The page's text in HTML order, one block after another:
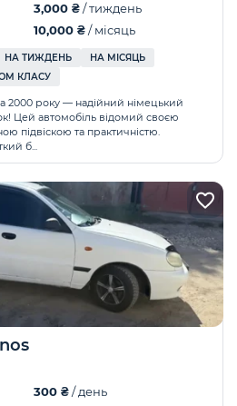
3,000 ₴/ тиждень
10,000 ₴/ місяць
НА ТИЖДЕНЬ
НА МІСЯЦЬ
КЛАСУ
2000 року — надійний німецький
Цей автомобіль відомий своєю
підвіскою та практичністю.
б...
300 ₴/ день